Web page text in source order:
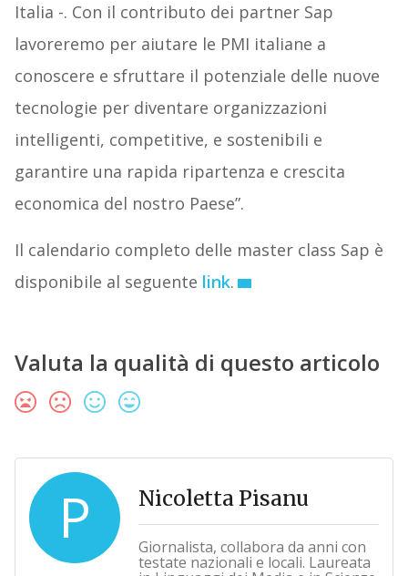
Italia -. Con il contributo dei partner Sap
lavoreremo per aiutare le PMI italiane a
conoscere e sfruttare il potenziale delle nuove
tecnologie per diventare organizzazioni
intelligenti, competitive, e sostenibili e
garantire una rapida ripartenza e crescita
economica del nostro Paese”.
Il calendario completo delle master class Sap è
disponibile al seguente link.
Valuta la qualità di questo articolo
P Nicoletta Pisanu
Giornalista, collabora da anni con
testate nazionali e locali. Laureata